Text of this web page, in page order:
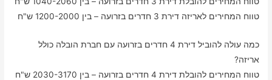
טווח המחירים לאריזה דירת 3 חדרים בזרועה – בין 1200-2000 ש"ח
כמה עולה להוביל דירת 4 חדרים בזרועה עם חברת הובלה כולל
אריזה?
טווח המחירים להובלת דירת 4 חדרים בזרועה – בין 2030-3170 ש"ח